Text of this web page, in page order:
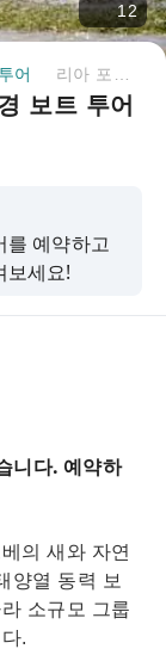
12
어
보트 투어
를 예약하고
보세요!
니다. 예약하
의 새와 자연
양열 동력 보
소규모 그룹
.